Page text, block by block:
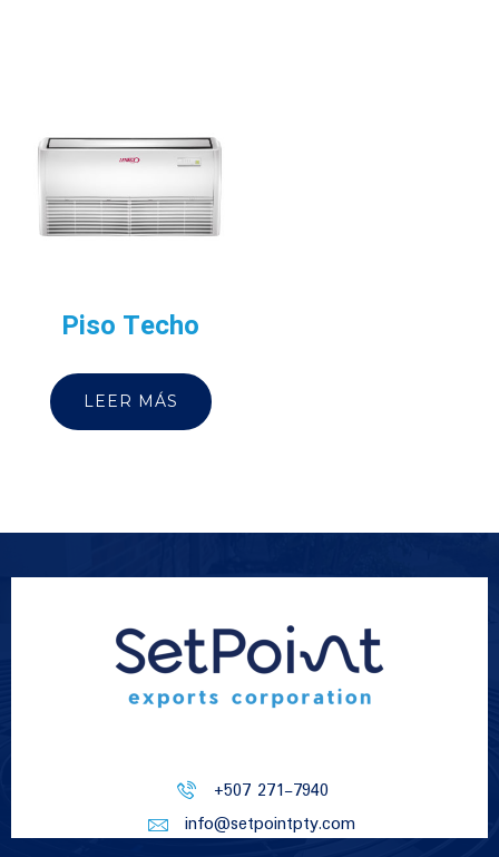
Piso Techo
LEER MÁS
+507 271-7940
info@setpointpty.com